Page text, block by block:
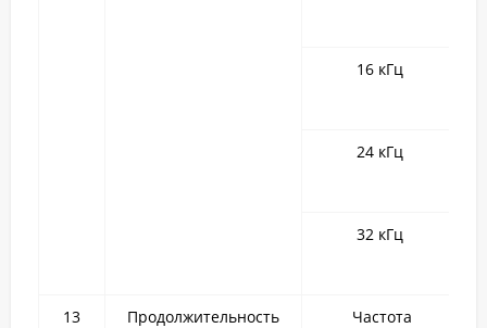
16 кГц
24 кГц
32 кГц
13 Продолжительность Частота